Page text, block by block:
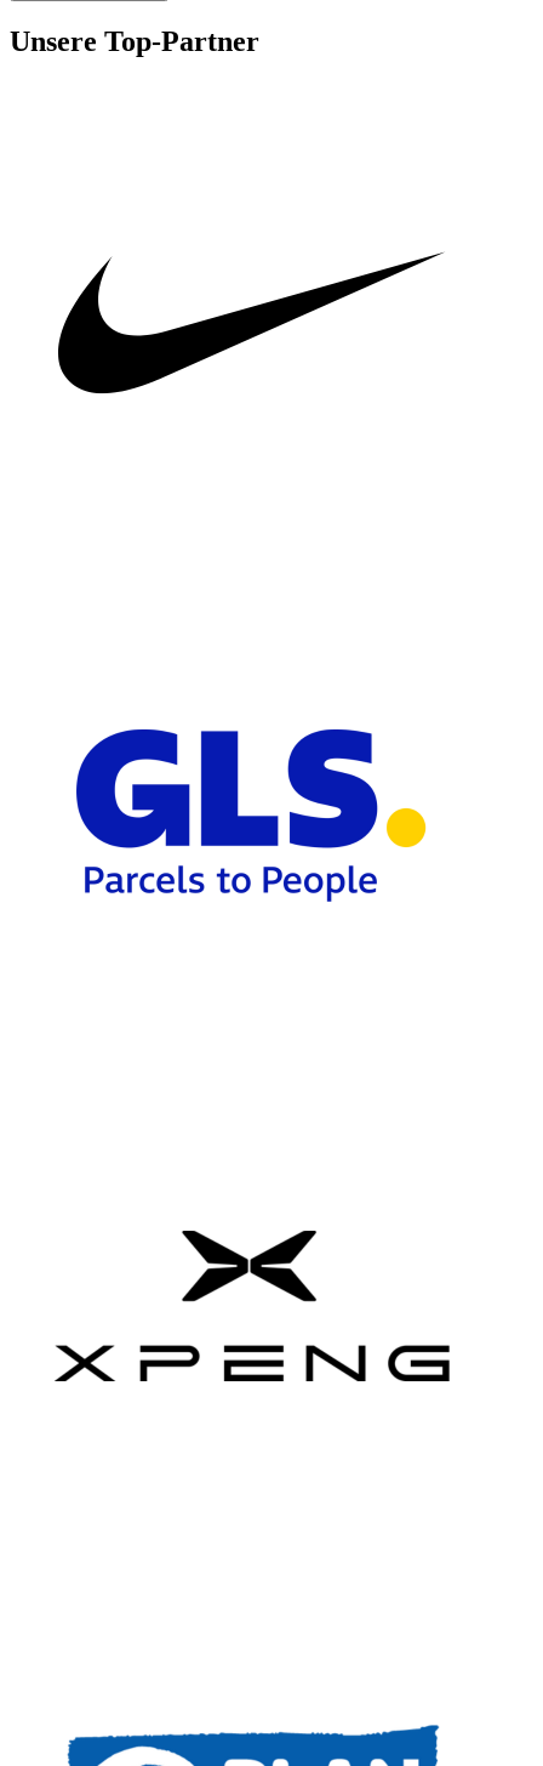
Unsere Top-Partner